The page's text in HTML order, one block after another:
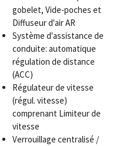
gobelet, Vide-poches et
Diffuseur d'air AR
Système d'assistance de
conduite: automatique
régulation de distance
(ACC)
Régulateur de vitesse
(régul. vitesse)
comprenant Limiteur de
vitesse
Verrouillage centralisé /